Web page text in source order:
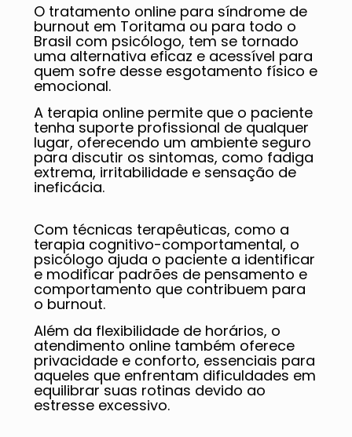
O tratamento online para síndrome de
burnout em Toritama ou para todo o
Brasil com psicólogo, tem se tornado
uma alternativa eficaz e acessível para
quem sofre desse esgotamento físico e
emocional.
A terapia online permite que o paciente
tenha suporte profissional de qualquer
lugar, oferecendo um ambiente seguro
para discutir os sintomas, como fadiga
extrema, irritabilidade e sensação de
ineficácia.
Com técnicas terapêuticas, como a
terapia cognitivo-comportamental, o
psicólogo ajuda o paciente a identificar
e modificar padrões de pensamento e
comportamento que contribuem para
o burnout.
Além da flexibilidade de horários, o
atendimento online também oferece
privacidade e conforto, essenciais para
aqueles que enfrentam dificuldades em
equilibrar suas rotinas devido ao
estresse excessivo.